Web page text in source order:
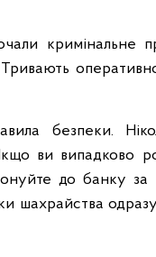
кримінальне
безпеки.
ви випадково
до банку
шахрайства